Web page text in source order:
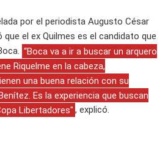
por el periodista Augusto César
que el ex Quilmes es el candidato que
“Boca va a ir a buscar un arquero
Riquelme en la cabeza,
una buena relación con su
Es la experiencia que buscan
Libertadores" , explicó.